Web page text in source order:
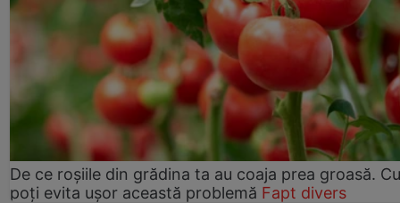
De ce roșiile din grădina ta au coaja prea groasă.
poți evita ușor această problemă Fapt divers